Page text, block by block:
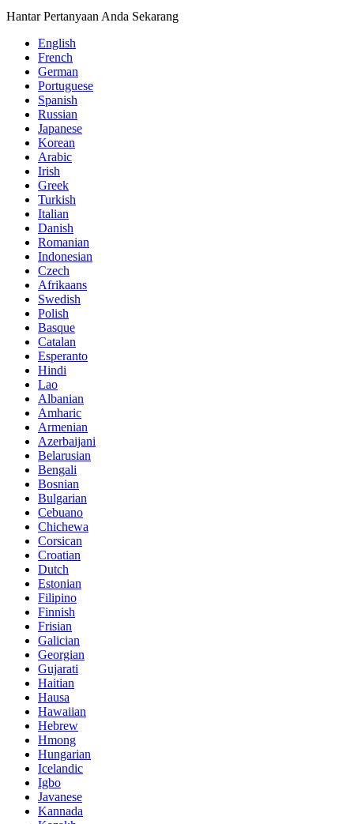
Hantar Pertanyaan Anda Sekarang
English
French
German
Portuguese
Spanish
Russian
Japanese
Korean
Arabic
Irish
Greek
Turkish
Italian
Danish
Romanian
Indonesian
Czech
Afrikaans
Swedish
Polish
Basque
Catalan
Esperanto
Hindi
Lao
Albanian
Amharic
Armenian
Azerbaijani
Belarusian
Bengali
Bosnian
Bulgarian
Cebuano
Chichewa
Corsican
Croatian
Dutch
Estonian
Filipino
Finnish
Frisian
Galician
Georgian
Gujarati
Haitian
Hausa
Hawaiian
Hebrew
Hmong
Hungarian
Icelandic
Igbo
Javanese
Kannada